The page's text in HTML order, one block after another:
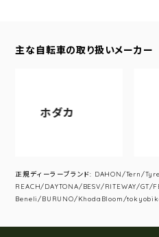
主な自転車の取り扱いメーカー
ホダカ
正規ディーラーブランド: DAHON/Tern/
REACH/DAYTONA/BESV/RITEWAY/GT/
Beneli/BURUNO/KhodaBloom/